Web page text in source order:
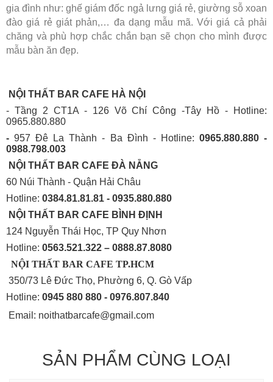
gia đình như: ghế giám đốc ngả lưng giá rẻ, giường sỗ xoan
đào giá rẻ giát phản,… đa dạng mẫu mã. Với giá cả phải
chăng và phù hợp chắc chắn bạn sẽ chọn cho mình được
mẫu bàn ăn đẹp.
NỘI THẤT BAR CAFE HÀ NỘI
- Tầng 2 CT1A - 126 Võ Chí Công -Tây Hồ - Hotline:
0965.880.880
-957 Đê La Thành - Ba Đình - Hotline: 0965.880.880 -
0988.798.003
NỘI THẤT BAR CAFE ĐÀ NẴNG
60 Núi Thành - Quận Hải Châu
Hotline: 0384.81.81.81 - 0935.880.880
NỘI THẤT BAR CAFE BÌNH ĐỊNH
124 Nguyễn Thái Học, TP Quy Nhơn
Hotline: 0563.521.322 – 0888.87.8080
NỘI THẤT BAR CAFE TP.HCM
350/73 Lê Đức Thọ, Phường 6, Q. Gò Vấp
Hotline: 0945 880 880 - 0976.807.840
Email: noithatbarcafe@gmail.com
SẢN PHẨM CÙNG LOẠI